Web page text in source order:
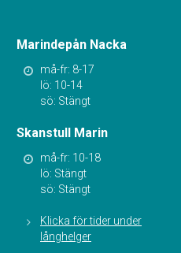
Marindepån Nacka
må-fr: 8-17
lö: 10-14
sö: Stängt
Skanstull Marin
må-fr: 10-18
lö: Stängt
sö: Stängt
Klicka för tider under
långhelger